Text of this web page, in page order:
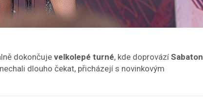
dokončuje velkolepé turné, kde doprovází Sabaton
dlouho čekat, přicházejí s novinkovým